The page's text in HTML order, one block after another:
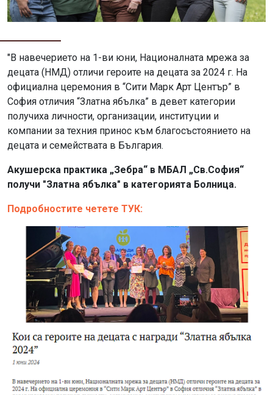
"В навечерието на 1-ви юни, Националната мрежа за
децата (НМД) отличи героите на децата за 2024 г. На
официална церемония в “Сити Марк Арт Център” в
София отличия “Златна ябълка” в девет категории
получиха личности, организации, институции и
компании за техния принос към благосъстоянието на
децата и семействата в България.
Акушерска практика „Зебра“ в МБАЛ „Св.София“
получи "Златна ябълка" в категорията Болница.
Подробностите четете ТУК: